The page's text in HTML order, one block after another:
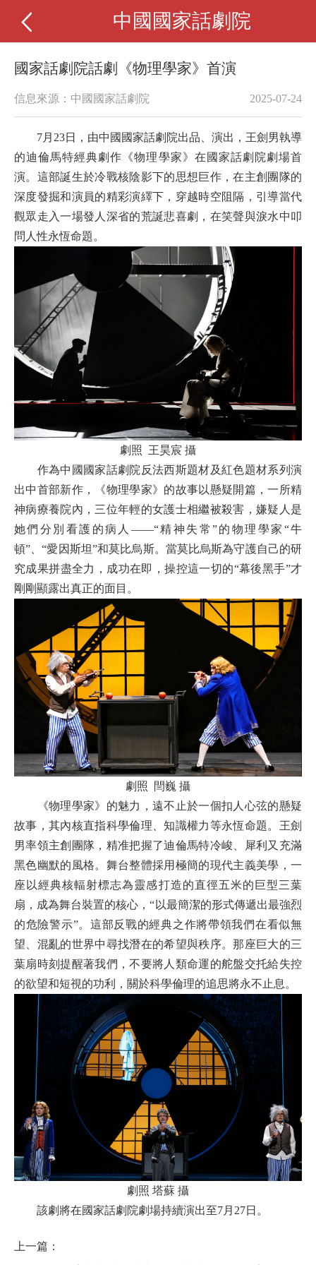
中國國家話劇院
國家話劇院話劇《物理學家》首演
信息來源：中國國家話劇院 2025-07-24
7月23日，由中國國家話劇院出品、演出，王劍男執導
的迪倫馬特經典劇作《物理學家》在國家話劇院劇場首
演。這部誕生於冷戰核陰影下的思想巨作，在主創團隊的
深度發掘和演員的精彩演繹下，穿越時空阻隔，引導當代
觀眾走入一場發人深省的荒誕悲喜劇，在笑聲與淚水中叩
問人性永恆命題。
劇照 王昊宸 攝
作為中國國家話劇院反法西斯題材及紅色題材系列演
出中首部新作，《物理學家》的故事以懸疑開篇，一所精
神病療養院內，三位年輕的女護士相繼被殺害，嫌疑人是
她們分別看護的病人——“精神失常”的物理學家“牛
頓”、“愛因斯坦”和莫比烏斯。當莫比烏斯為守護自己的研
究成果拼盡全力，成功在即，操控這一切的“幕後黑手”才
剛剛顯露出真正的面目。
劇照 閆巍 攝
《物理學家》的魅力，遠不止於一個扣人心弦的懸疑
故事，其內核直指科學倫理、知識權力等永恆命題。王劍
男率領主創團隊，精准把握了迪倫馬特冷峻、犀利又充滿
黑色幽默的風格。舞台整體採用極簡的現代主義美學，一
座以經典核輻射標志為靈感打造的直徑五米的巨型三葉
扇，成為舞台裝置的核心，“以最簡潔的形式傳遞出最強烈
的危險警示”。這部反戰的經典之作將帶領我們在看似無
望、混亂的世界中尋找潛在的希望與秩序。那座巨大的三
葉扇時刻提醒著我們，不要將人類命運的舵盤交托給失控
的欲望和短視的功利，關於科學倫理的追思將永不止息。
劇照 塔蘇 攝
該劇將在國家話劇院劇場持續演出至7月27日。
上一篇：